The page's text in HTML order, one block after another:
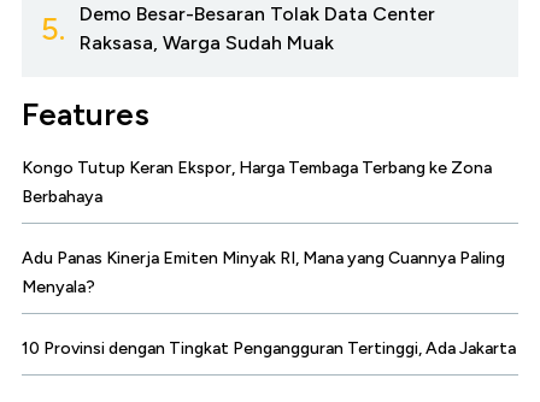
5.
Demo Besar-Besaran Tolak Data Center
Raksasa, Warga Sudah Muak
Features
Kongo Tutup Keran Ekspor, Harga Tembaga Terbang ke Zona
Berbahaya
Adu Panas Kinerja Emiten Minyak RI, Mana yang Cuannya Paling
Menyala?
10 Provinsi dengan Tingkat Pengangguran Tertinggi, Ada Jakarta